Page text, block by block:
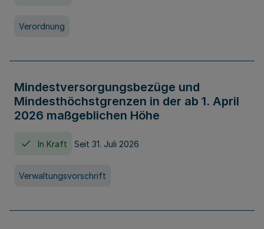
Verordnung
Mindestversorgungsbezüge und
Mindesthöchstgrenzen in der ab 1. April
2026 maßgeblichen Höhe
In Kraft Seit 31. Juli 2026
Verwaltungsvorschrift